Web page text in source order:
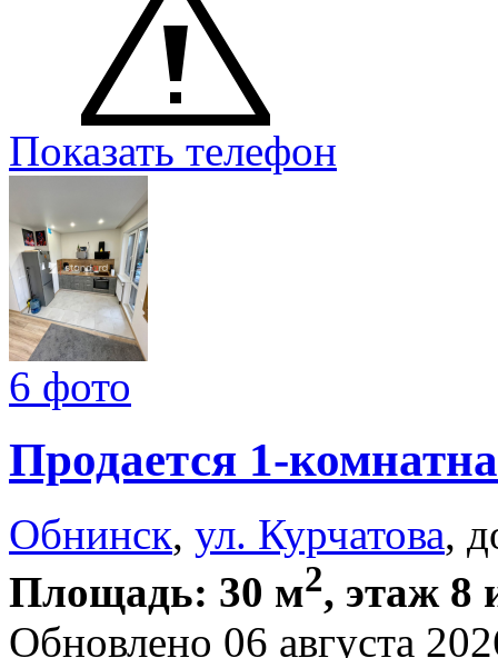
Показать телефон
6 фото
Продается 1-
Обнинск, ул. Курчатова,
Площадь: 30 м2, этаж 8
Обновлено 06 августа